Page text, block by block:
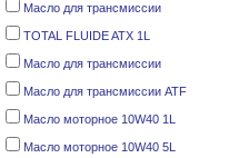
Масло для трансмиссии
TOTAL FLUIDE ATX 1L
Масло для трансмиссии
Масло для трансмиссии ATF
Масло моторное 10W40 1L
Масло моторное 10W40 5L